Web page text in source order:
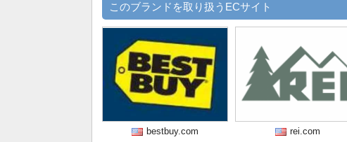
このブランドを取り扱うECサイト
bestbuy.com rei.com